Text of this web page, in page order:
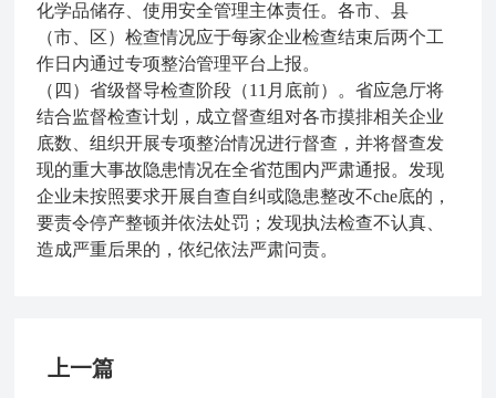
化学品储存、使用安全管理主体责任。各市、县
（市、区）检查情况应于每家企业检查结束后两个工
作日内通过专项整治管理平台上报。
（四）省级督导检查阶段（11月底前）。省应急厅将
结合监督检查计划，成立督查组对各市摸排相关企业
底数、组织开展专项整治情况进行督查，并将督查发
现的重大事故隐患情况在全省范围内严肃通报。发现
企业未按照要求开展自查自纠或隐患整改不che底的，
要责令停产整顿并依法处罚；发现执法检查不认真、
造成严重后果的，依纪依法严肃问责。
上一篇